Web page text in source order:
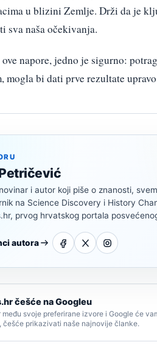
u blizini Zemlje. Drži da je
sva naša očekivanja.
napore, jedno je sigurno:
bi dati prve rezultate
i autor koji piše o znanosti,
na Science Discovery i History
prvog hrvatskog portala
autora
češće na Googleu
među svoje preferirane izvore i Google će
češće prikazivati naše najnovije članke.